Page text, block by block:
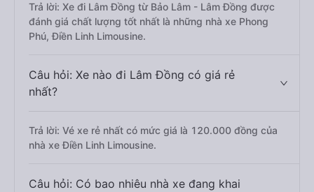
Trả lời: Xe đi Lâm Đồng từ Bảo Lâm - Lâm Đồng được
đánh giá chất lượng tốt nhất là những nhà xe Phong
Phú, Điền Linh Limousine.
Câu hỏi: Xe nào đi Lâm Đồng có giá rẻ
nhất?
Trả lời: Vé xe rẻ nhất có mức giá là 120.000 đồng của
nhà xe Điền Linh Limousine.
Câu hỏi: Có bao nhiêu nhà xe đang khai